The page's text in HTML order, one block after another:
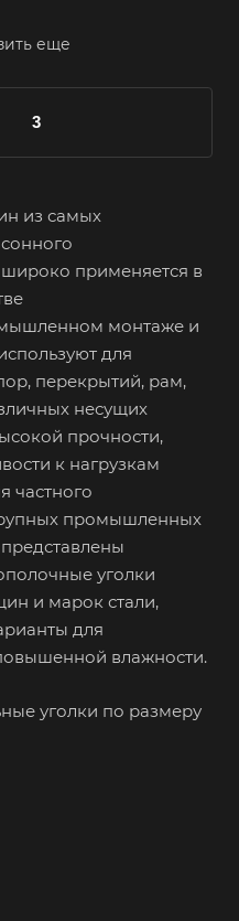
еще
3
из самых
применяется в
монтаже и
для
перекрытий, рам,
несущих
прочности,
к нагрузкам
частного
промышленных
уголки
и марок стали,
для
влажности.
уголки по размеру